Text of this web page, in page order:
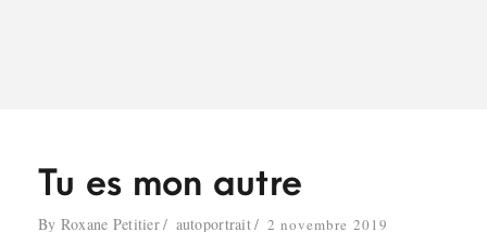
Tu es mon autre
By Roxane Petitier autoportrait 2 novembre 2019